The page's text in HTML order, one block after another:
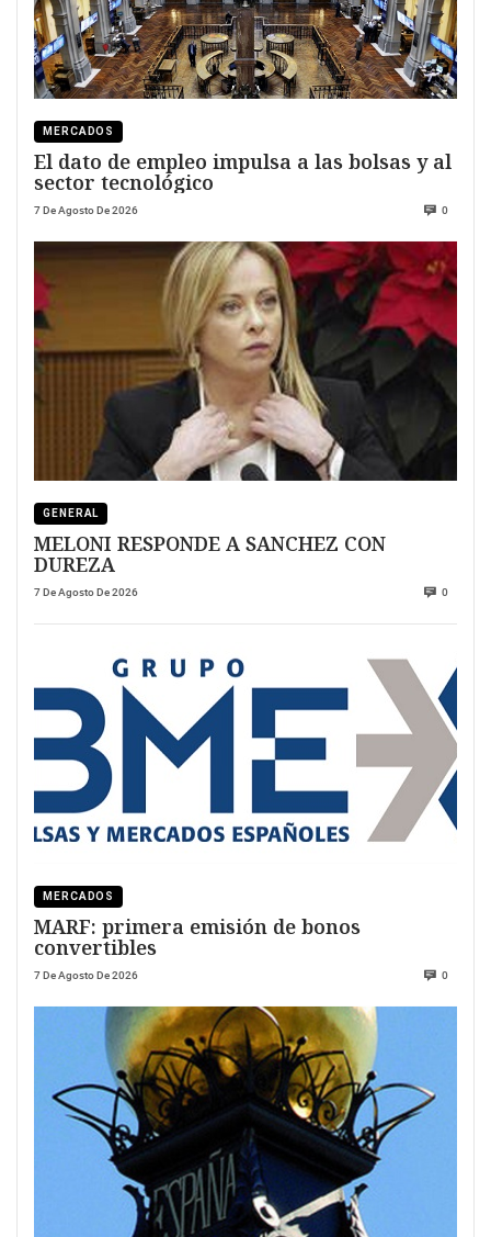
MERCADOS
El dato de empleo impulsa a las bolsas y al
sector tecnológico
7 De Agosto De 2026 0
GENERAL
MELONI RESPONDE A SANCHEZ CON
DUREZA
7 De Agosto De 2026 0
MERCADOS
MARF: primera emisión de bonos
convertibles
7 De Agosto De 2026 0